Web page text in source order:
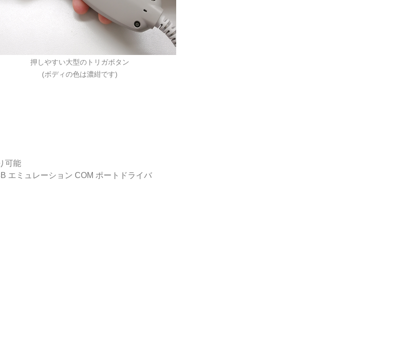
押しやすい大型のトリガボタン
(ボディの色は濃紺です)
可能
エミュレーション COM ポートドライバ